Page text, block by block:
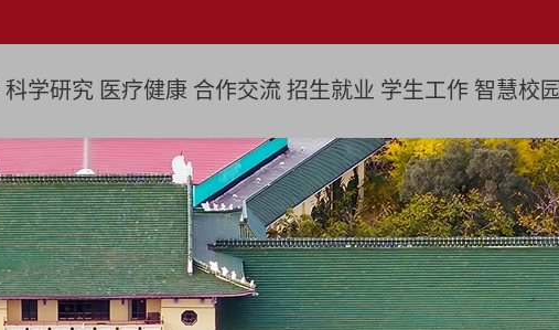
科学研究 医疗健康 合作交流 招生就业 学生工作 智慧校园